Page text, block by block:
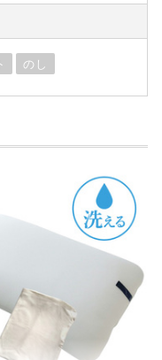
のし